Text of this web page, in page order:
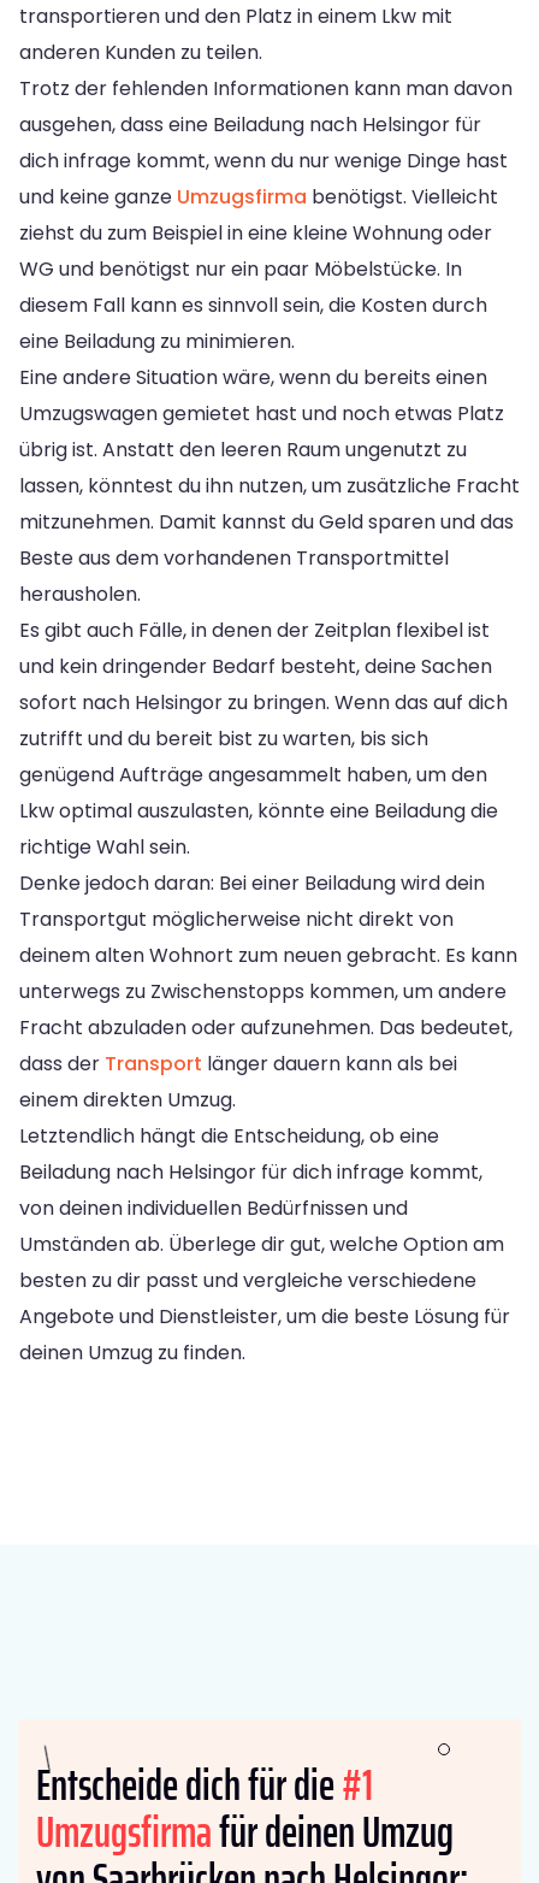
transportieren und den Platz in einem Lkw mit
anderen Kunden zu teilen.
Trotz der fehlenden Informationen kann man davon
ausgehen, dass eine Beiladung nach Helsingor für
dich infrage kommt, wenn du nur wenige Dinge hast
und keine ganze Umzugsfirma benötigst. Vielleicht
ziehst du zum Beispiel in eine kleine Wohnung oder
WG und benötigst nur ein paar Möbelstücke. In
diesem Fall kann es sinnvoll sein, die Kosten durch
eine Beiladung zu minimieren.
Eine andere Situation wäre, wenn du bereits einen
Umzugswagen gemietet hast und noch etwas Platz
übrig ist. Anstatt den leeren Raum ungenutzt zu
lassen, könntest du ihn nutzen, um zusätzliche Fracht
mitzunehmen. Damit kannst du Geld sparen und das
Beste aus dem vorhandenen Transportmittel
herausholen.
Es gibt auch Fälle, in denen der Zeitplan flexibel ist
und kein dringender Bedarf besteht, deine Sachen
sofort nach Helsingor zu bringen. Wenn das auf dich
zutrifft und du bereit bist zu warten, bis sich
genügend Aufträge angesammelt haben, um den
Lkw optimal auszulasten, könnte eine Beiladung die
richtige Wahl sein.
Denke jedoch daran: Bei einer Beiladung wird dein
Transportgut möglicherweise nicht direkt von
deinem alten Wohnort zum neuen gebracht. Es kann
unterwegs zu Zwischenstopps kommen, um andere
Fracht abzuladen oder aufzunehmen. Das bedeutet,
dass der Transport länger dauern kann als bei
einem direkten Umzug.
Letztendlich hängt die Entscheidung, ob eine
Beiladung nach Helsingor für dich infrage kommt,
von deinen individuellen Bedürfnissen und
Umständen ab. Überlege dir gut, welche Option am
besten zu dir passt und vergleiche verschiedene
Angebote und Dienstleister, um die beste Lösung für
deinen Umzug zu finden.
Entscheide dich für die#1
Umzugsfirmafür deinen Umzug